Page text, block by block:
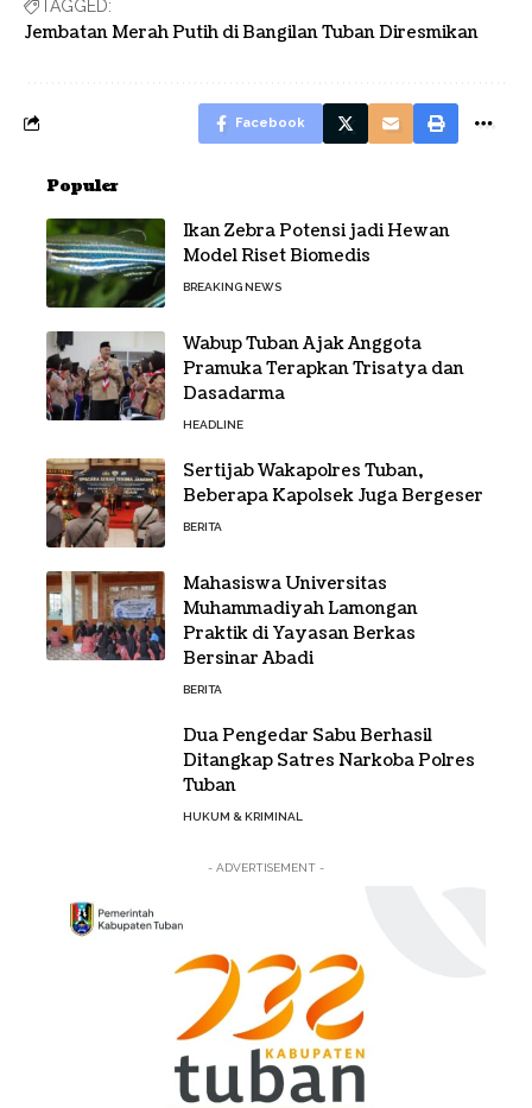
TAGGED:
Jembatan Merah Putih di Bangilan Tuban Diresmikan
Facebook
Populer
Ikan Zebra Potensi jadi Hewan
Model Riset Biomedis
BREAKING NEWS
Wabup Tuban Ajak Anggota
Pramuka Terapkan Trisatya dan
Dasadarma
HEADLINE
Sertijab Wakapolres Tuban,
Beberapa Kapolsek Juga Bergeser
BERITA
Mahasiswa Universitas
Muhammadiyah Lamongan
Praktik di Yayasan Berkas
Bersinar Abadi
BERITA
Dua Pengedar Sabu Berhasil
Ditangkap Satres Narkoba Polres
Tuban
HUKUM & KRIMINAL
- ADVERTISEMENT -